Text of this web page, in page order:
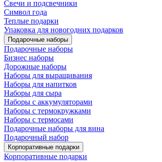
Свечи и подсвечники
Символ года
Теплые подарки
Упаковка для новогодних подарков
Подарочные наборы
Подарочные наборы
Бизнес наборы
Дорожные наборы
Наборы для выращивания
Наборы для напитков
Наборы для сыра
Наборы с аккумуляторами
Наборы с термокружками
Наборы с термосами
Подарочные наборы для вина
Подарочный набор
Корпоративные подарки
Корпоративные подарки